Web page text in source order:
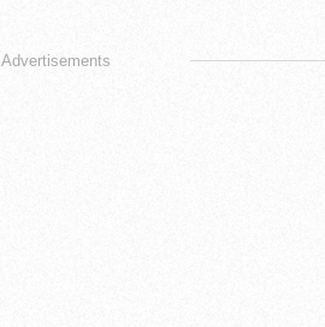
Advertisements